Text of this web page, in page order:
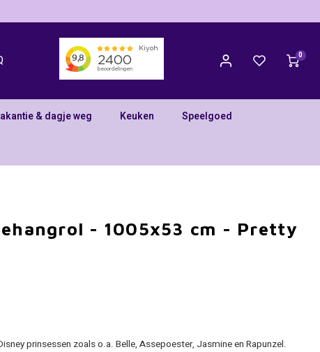
0
& dagje weg Keuken Speelgoed
- 1005x53 cm - Pretty
prinsessen zoals o.a. Belle, Assepoester, Jasmine en Rapunzel.